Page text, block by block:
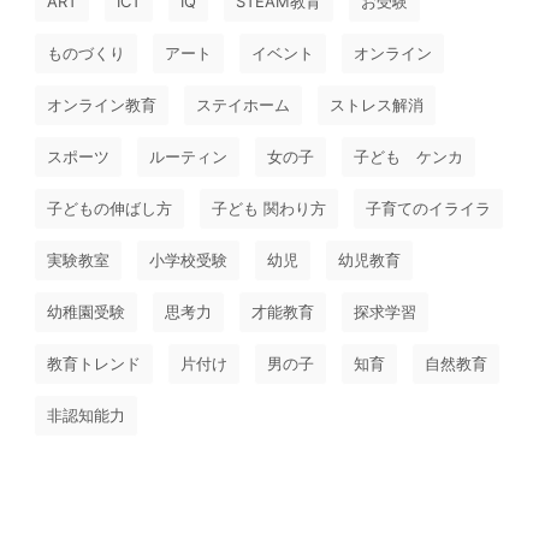
ものづくり アート イベント オンライン
オンライン教育 ステイホーム ストレス解消
スポーツ ルーティン 女の子 子ども ケンカ
子どもの伸ばし方 子ども 関わり方 子育てのイライラ
実験教室 小学校受験 幼児 幼児教育
幼稚園受験 思考力 才能教育 探求学習
教育トレンド 片付け 男の子 知育 自然教育
非認知能力